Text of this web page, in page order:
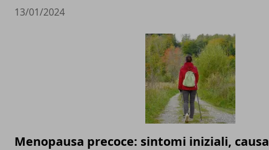
13/01/2024
Menopausa precoce: sintomi iniziali,